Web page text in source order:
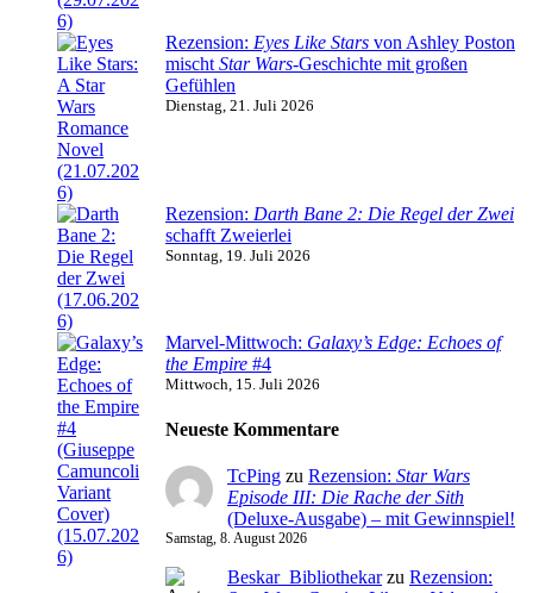
Rezension: Eyes Like Stars von Ashley Poston
mischt Star Wars-Geschichte mit großen
Gefühlen
Dienstag, 21. Juli 2026
Rezension: Darth Bane 2: Die Regel der Zwei
schafft Zweierlei
Sonntag, 19. Juli 2026
Marvel-Mittwoch: Galaxy’s Edge: Echoes of
the Empire #4
Mittwoch, 15. Juli 2026
Neueste Kommentare
TcPing zu Rezension: Star Wars
Episode III: Die Rache der Sith
(Deluxe-Ausgabe) – mit Gewinnspiel!
Samstag, 8. August 2026
Beskar_Bibliothekarzu Rezension: